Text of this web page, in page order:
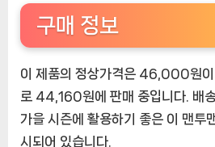
구매 정보
이 제품의 정상가격은 46,000원
로 44,160원에 판매 중입니다. 배
가을 시즌에 활용하기 좋은 이 맨투
시되어 있습니다.